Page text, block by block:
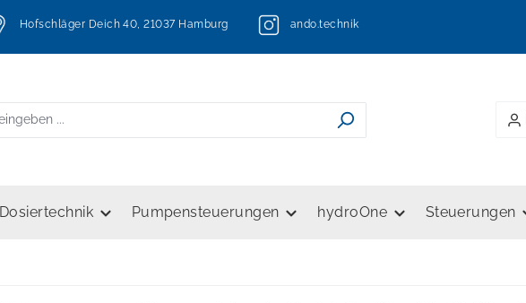
Hofschläger Deich 40, 21037 Hamburg ando.technik
Dosiertechnik Pumpensteuerungen hydroOne Steuerungen